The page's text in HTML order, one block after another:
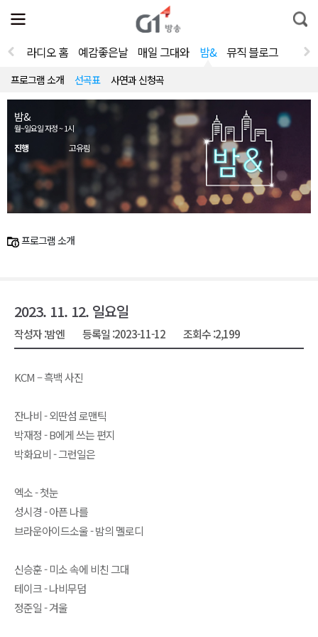
전
체
뉴
열
통
합
라디오 홈 예감좋은날 매일 그대와 밤& 뮤직 블로그
프로그램 소개 선곡표 사연과 신청곡
밤&
월~일요일 자정 ~ 1시
진행 고유림
프로그램 소개
2023. 11. 12. 일요일
작성자 :밤엔 등록일 :2023-11-12 조회수 :2,199
KCM – 흑백 사진
잔나비 - 외딴섬 로맨틱
박재정 - B에게 쓰는 편지
박화요비 - 그런일은
엑소 - 첫눈
성시경 - 아픈 나를
브라운아이드소울 - 밤의 멜로디
신승훈 - 미소 속에 비친 그대
테이크 - 나비무덤
정준일 - 겨울